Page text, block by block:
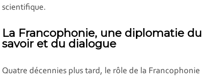
scientifique.
La Francophonie, une diplomatie du
savoir et du dialogue
Quatre décennies plus tard, le rôle de la Francophonie